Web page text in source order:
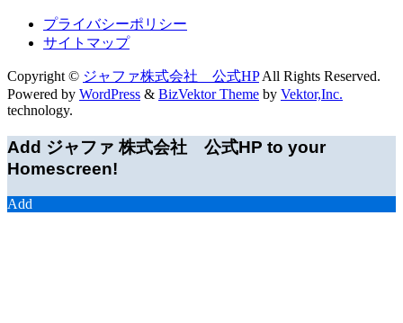
プライバシーポリシー
サイトマップ
Copyright © ジャファ株式会社 公式HPAll Rights Reserved.
Powered by WordPress & BizVektor Theme by Vektor,Inc.
technology.
Add ジャファ 株式会社 公式HP to your
Homescreen!
Add